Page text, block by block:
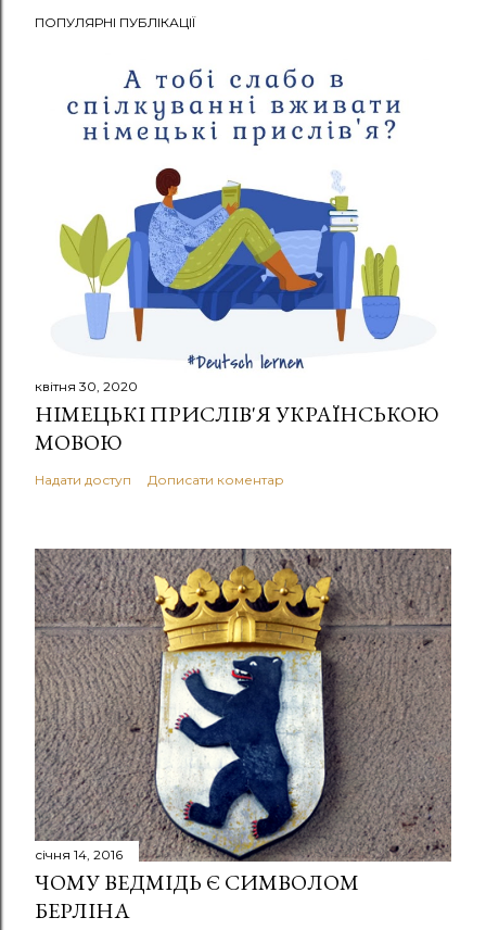
ПОПУЛЯРНІ ПУБЛІКАЦІЇ
квітня 30, 2020
НІМЕЦЬКІ ПРИСЛІВ'Я УКРАЇНСЬКОЮ
МОВОЮ
Надати доступ Дописати коментар
січня 14, 2016
ЧОМУ ВЕДМІДЬ Є СИМВОЛОМ
БЕРЛІНА